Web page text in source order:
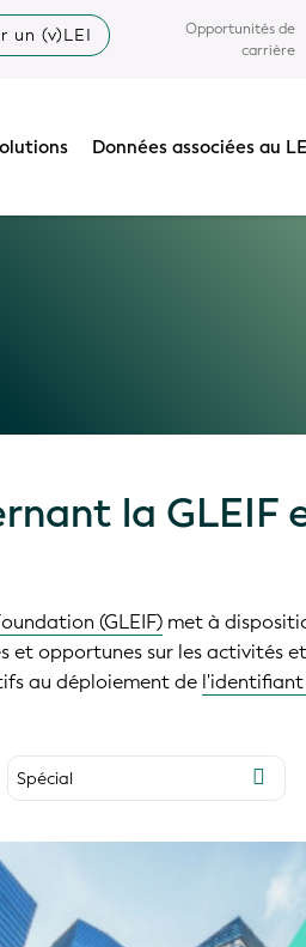
un (v)LEI
Opportunités de
carrière
Données associées au
la GLEIF
(GLEIF) met à
et opportunes sur les activités
au déploiement de
Spécial
Agent de validation
Le LEI dans les chaînes